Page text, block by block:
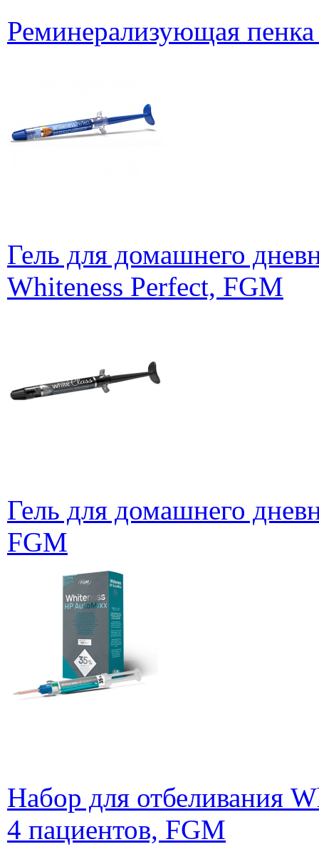
Реминерализующая
Гель для домашнего
Whiteness Perfect, FGM
Гель для домашнего
FGM
Набор для отбеливания
4 пациентов, FGM